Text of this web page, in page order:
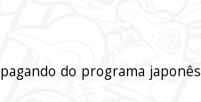
do programa japonês